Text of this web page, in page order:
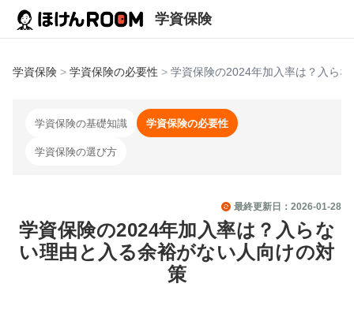
学資保険
学資保険 > 学資保険の必要性 > 学資保険の2024年加入率は？入ら
学資保険の基礎知識 学資保険の必要性
学資保険の選び方
最終更新日： 2026-01-28
学資保険の2024年加入率は？入らな
い理由と入る余裕がない人向けの対
策